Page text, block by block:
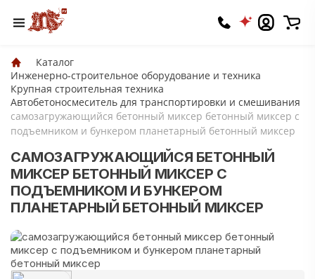
Каталог
Инженерно-строительное оборудование и техника
Крупная строительная техника
Автобетоносмеситель для транспортировки и смешивания
самозагружающийся бетонный миксер бетонный миксер с
подъемником и бункером планетарный бетонный миксер
САМОЗАГРУЖАЮЩИЙСЯ БЕТОННЫЙ
МИКСЕР БЕТОННЫЙ МИКСЕР С
ПОДЪЕМНИКОМ И БУНКЕРОМ
ПЛАНЕТАРНЫЙ БЕТОННЫЙ МИКСЕР